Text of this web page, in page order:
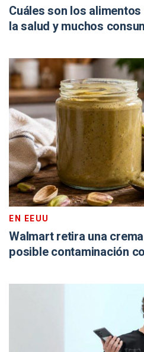
Cuáles son los
la salud y muchos
EN EEUU
Walmart retira una
posible contaminación